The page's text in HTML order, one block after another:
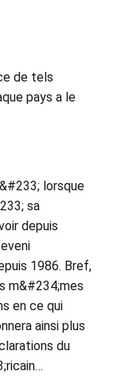
de tels
pays a le
lorsque
sa
depuis
1986. Bref,
m&#234;mes
en ce qui
ainsi plus
du